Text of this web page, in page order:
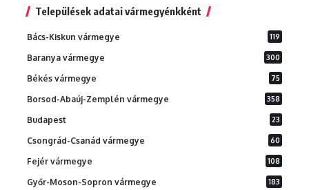
Települések adatai vármegyénkként
Bács-Kiskun vármegye 119
Baranya vármegye 300
Békés vármegye 75
Borsod-Abaúj-Zemplén vármegye 358
Budapest 23
Csongrád-Csanád vármegye 60
Fejér vármegye 108
Győr-Moson-Sopron vármegye 183